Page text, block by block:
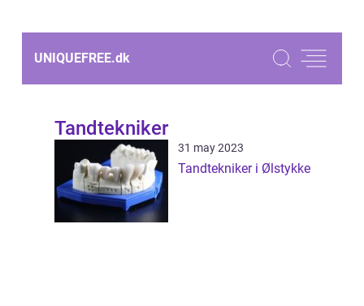
UNIQUEFREE.dk
Tandtekniker
31 may 2023
Tandtekniker i Ølstykke